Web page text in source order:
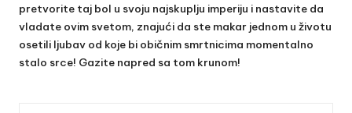
pretvorite taj bol u svoju najskuplju imperiju i nastavite da
vladate ovim svetom, znajući da ste makar jednom u životu
osetili ljubav od koje bi običnim smrtnicima momentalno
stalo srce! Gazite napred sa tom krunom!